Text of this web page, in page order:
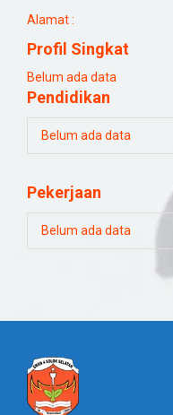
Alamat :
Profil Singkat
Belum ada data
Pendidikan
Belum ada data
Pekerjaan
Belum ada data